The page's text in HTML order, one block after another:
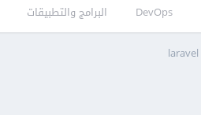
DevOps البرامج والتطبيقات